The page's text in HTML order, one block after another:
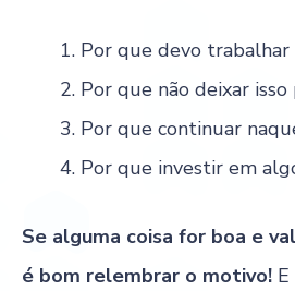
Por que devo trabalhar
Por que não deixar isso
Por que continuar
Por que investir em
Se alguma coisa for boa e
é bom relembrar o motivo!